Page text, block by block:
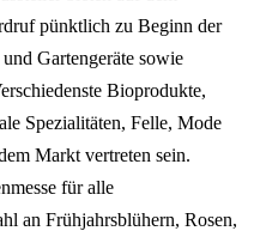
pünktlich zu Beginn der
Gartengeräte sowie
Bioprodukte,
Spezialitäten, Felle, Mode
Markt vertreten sein.
für alle
an Frühjahrsblühern, Rosen,